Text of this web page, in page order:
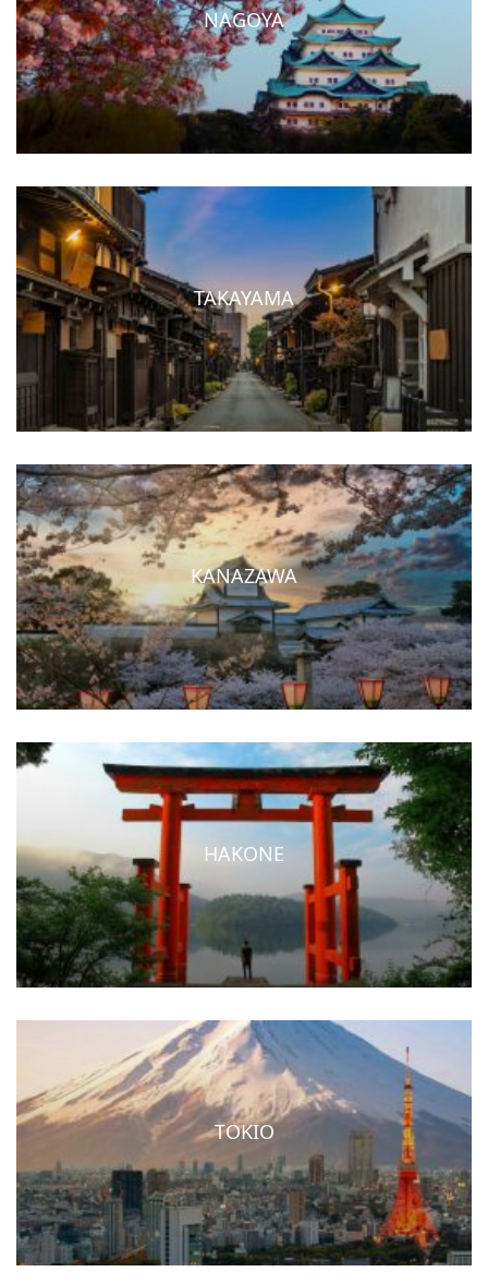
NAGOYA
TAKAYAMA
KANAZAWA
HAKONE
TOKIO